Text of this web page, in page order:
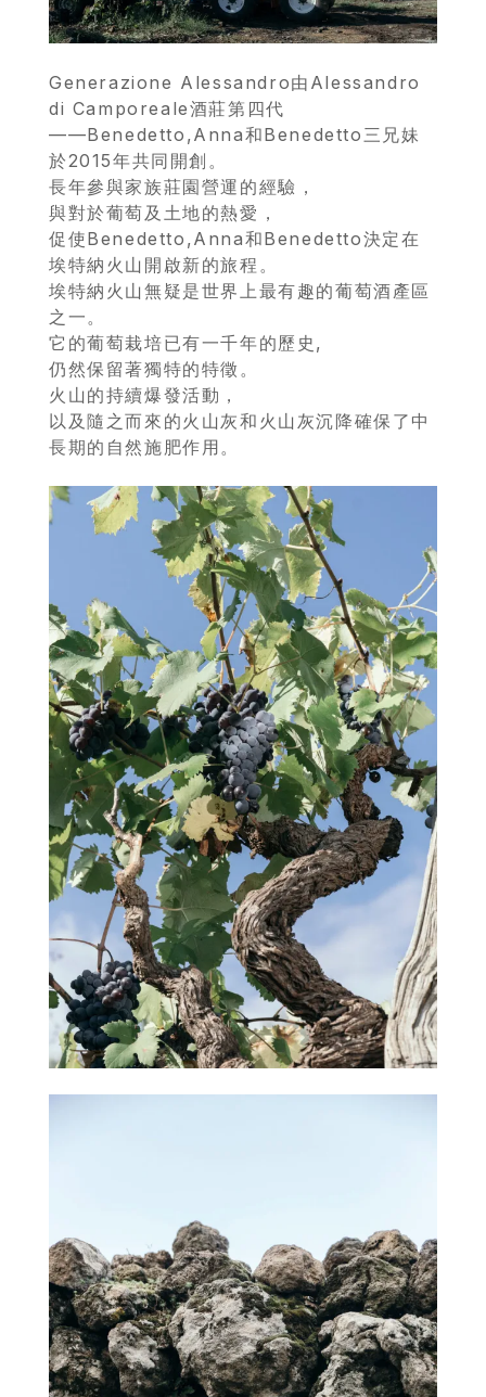
Generazione Alessandro由Alessandro
di Camporeale酒莊第四代
——Benedetto,Anna和Benedetto三兄妹
於2015年共同開創。
長年參與家族莊園營運的經驗，
與對於葡萄及土地的熱愛，
促使Benedetto,Anna和Benedetto決定在
埃特納火山開啟新的旅程。
埃特納火山無疑是世界上最有趣的葡萄酒產區
之一。
它的葡萄栽培已有一千年的歷史,
仍然保留著獨特的特徵。
火山的持續爆發活動，
以及隨之而來的火山灰和火山灰沉降確保了中
長期的自然施肥作用。